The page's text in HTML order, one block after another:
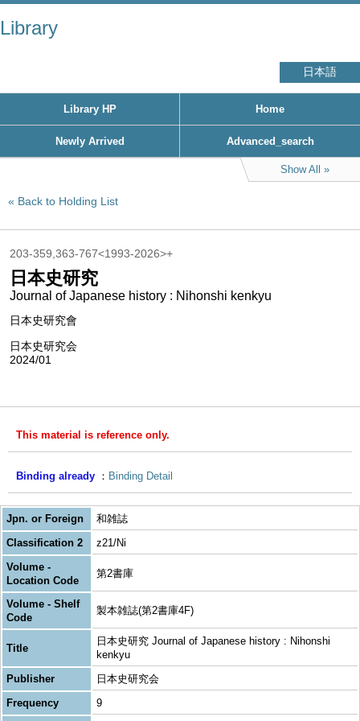
Library
日本語
Library HP Home
Newly Arrived Advanced_search
Show All
Back to Holding List
203-359,363-767<1993-2026>+
日本史研究
Journal of Japanese history : Nihonshi kenkyu
日本史研究會
日本史研究会
2024/01
This material is reference only.
Binding already Binding Detail
Jpn. or Foreign
和雑誌
Classification 2
z21/Ni
Volume -
Location Code
第2書庫
Volume - Shelf
Code
製本雑誌(第2書庫4F)
Title
日本史研究 Journal of Japanese history : Nihonshi
kenkyu
Publisher
日本史研究会
Frequency
9